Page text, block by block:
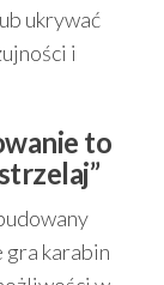
ukrywać
i
to
karabin